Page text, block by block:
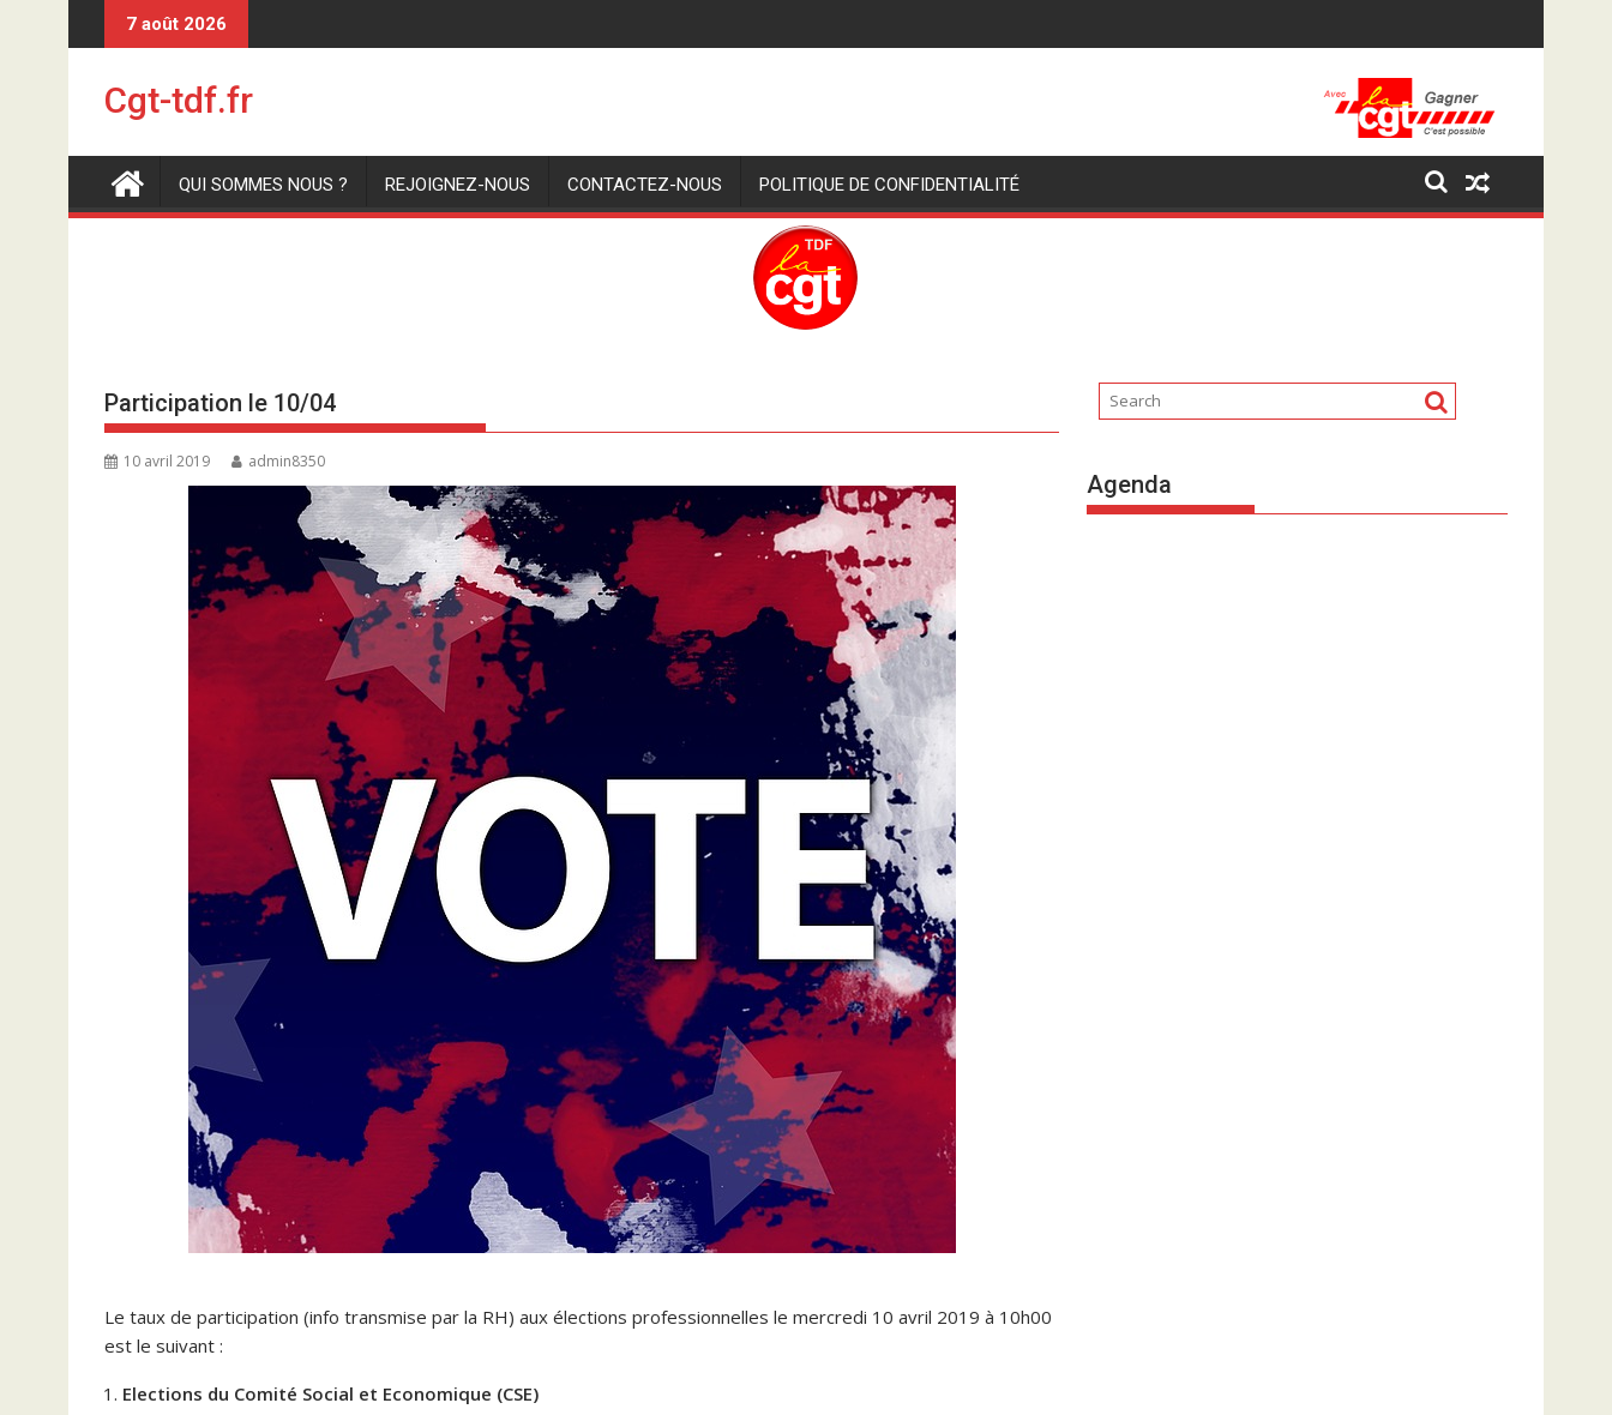
k
o
o
7 août 2026
Cgt-tdf.fr
QUI SOMMES NOUS ? REJOIGNEZ-NOUS CONTACTEZ-NOUS POLITIQUE DE CONFIDENTIALITÉ
Participation le 10/04
10 avril 2019 admin8350
Le taux de participation (info transmise par la RH) aux élections professionnelles le mercredi 10 avril 2019 à 10h00
est le suivant :
Elections du Comité Social et Economique (CSE)
Agenda